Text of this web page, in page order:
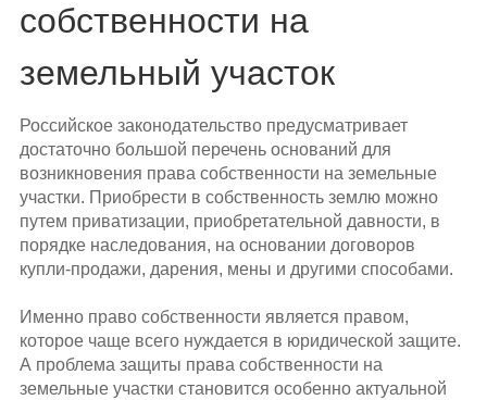
собственности на
земельный участок
Российское законодательство предусматривает
достаточно большой перечень оснований для
возникновения права собственности на земельные
участки. Приобрести в собственность землю можно
путем приватизации, приобретательной давности, в
порядке наследования, на основании договоров
купли-продажи, дарения, мены и другими способами.
Именно право собственности является правом,
которое чаще всего нуждается в юридической защите.
А проблема защиты права собственности на
земельные участки становится особенно актуальной